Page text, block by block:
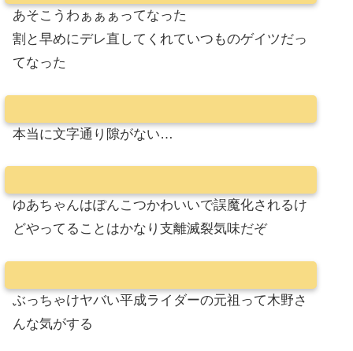
あそこうわぁぁぁってなった
割と早めにデレ直してくれていつものゲイツだっ
てなった
本当に文字通り隙がない…
ゆあちゃんはぽんこつかわいいで誤魔化されるけ
どやってることはかなり支離滅裂気味だぞ
ぶっちゃけヤバい平成ライダーの元祖って木野さ
んな気がする